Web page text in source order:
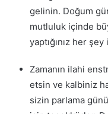
gelinin. Doğum
mutluluk içinde
yaptığınız her
Zamanın ilahi
etsin ve kalbiniz
sizin parlama